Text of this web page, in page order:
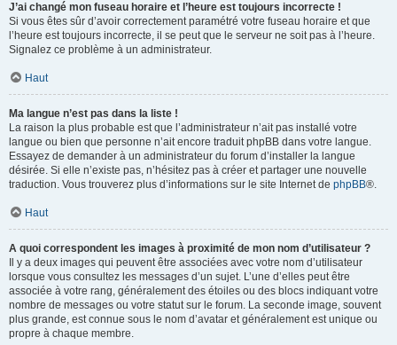
J’ai changé mon fuseau horaire et l’heure est toujours incorrecte !
Si vous êtes sûr d’avoir correctement paramétré votre fuseau horaire et que
l’heure est toujours incorrecte, il se peut que le serveur ne soit pas à l’heure.
Signalez ce problème à un administrateur.
Haut
Ma langue n’est pas dans la liste !
La raison la plus probable est que l’administrateur n’ait pas installé votre
langue ou bien que personne n’ait encore traduit phpBB dans votre langue.
Essayez de demander à un administrateur du forum d’installer la langue
désirée. Si elle n’existe pas, n’hésitez pas à créer et partager une nouvelle
traduction. Vous trouverez plus d’informations sur le site Internet de phpBB®.
Haut
A quoi correspondent les images à proximité de mon nom d’utilisateur ?
Il y a deux images qui peuvent être associées avec votre nom d’utilisateur
lorsque vous consultez les messages d’un sujet. L’une d’elles peut être
associée à votre rang, généralement des étoiles ou des blocs indiquant votre
nombre de messages ou votre statut sur le forum. La seconde image, souvent
plus grande, est connue sous le nom d’avatar et généralement est unique ou
propre à chaque membre.